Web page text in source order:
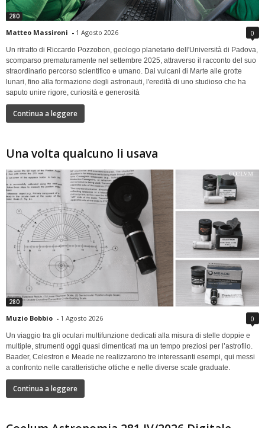
280
Matteo Massironi - 1 Agosto 2026 0
Un ritratto di Riccardo Pozzobon, geologo planetario dell'Università di Padova,
scomparso prematuramente nel settembre 2025, attraverso il racconto del suo
straordinario percorso scientifico e umano. Dai vulcani di Marte alle grotte
lunari, fino alla formazione degli astronauti, l'eredità di uno studioso che ha
saputo unire rigore, curiosità e generosità
Continua a leggere
Una volta qualcuno li usava
280
Muzio Bobbio - 1 Agosto 2026 0
Un viaggio tra gli oculari multifunzione dedicati alla misura di stelle doppie e
multiple, strumenti oggi quasi dimenticati ma un tempo preziosi per l’astrofilo.
Baader, Celestron e Meade ne realizzarono tre interessanti esempi, qui messi
a confronto nelle caratteristiche ottiche e nelle diverse scale graduate.
Continua a leggere